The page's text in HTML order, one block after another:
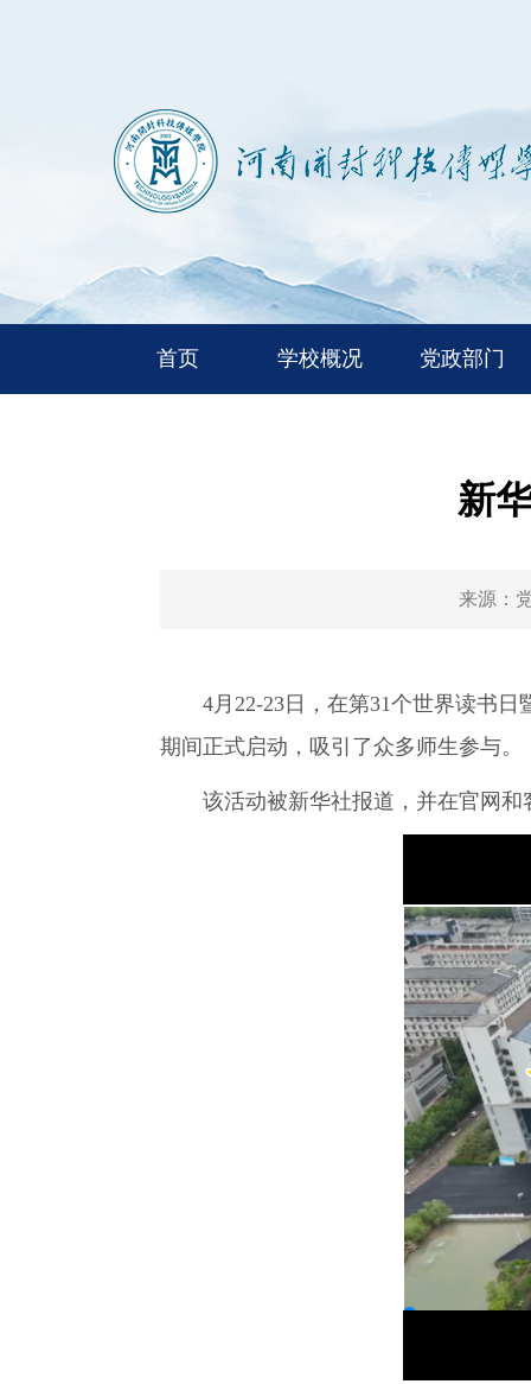
首页 学校概况 党政部门
新
来源：
4月22-23日，在第31个世界读书
期间正式启动，吸引了众多师生参与。
该活动被新华社报道，并在官网和